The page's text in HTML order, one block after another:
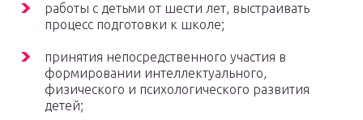
работы с детьми от шести лет, выстраивать
процесс подготовки к школе;
принятия непосредственного участия в
формировании интеллектуального,
физического и психологического развития
детей;